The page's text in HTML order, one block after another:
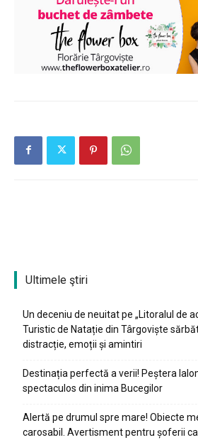
Ultimele ştiri
Un deceniu de neuitat pe „Litoralul de
Turistic de Natație din Târgoviște
distracție, emoții și amintiri
Destinația perfectă a verii! Peștera
spectaculos din inima Bucegilor
Alertă pe drumul spre mare! Obiecte
carosabil. Avertisment pentru șoferii